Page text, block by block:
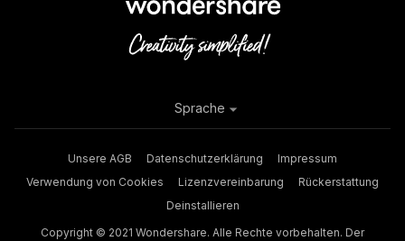
Unsere AGB Datenschutzerklärung
Impressum
Verwendung von Cookies
Lizenzvereinbarung
Rückerstattung
Deinstallieren
Copyright © 2021 Wondershare. Alle Rechte vorbehalten. Der
Sprache